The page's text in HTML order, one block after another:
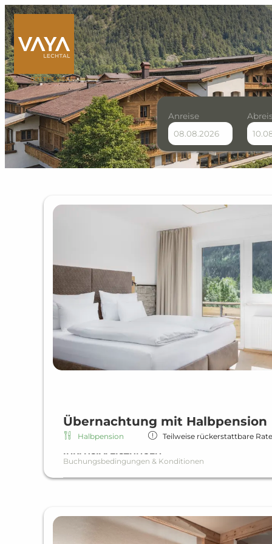
Anreise
Übernachtung mit Halbpension
Halbpension Teilweise rückerstattbare Rate
INKLUSIVLEISTUNGEN
Übernachtung inklusive Halbpension
W-LAN in allen Einheiten und Hotelbereichen
Wellnessbereich
Beheizter Indoor & Outdoor Pool
Buchungsbedingungen & Konditionen